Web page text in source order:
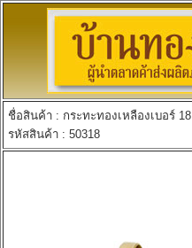
ชื่อสินค้า : กระทะทองเหลืองเบอร์ 18
รหัสสินค้า : 50318